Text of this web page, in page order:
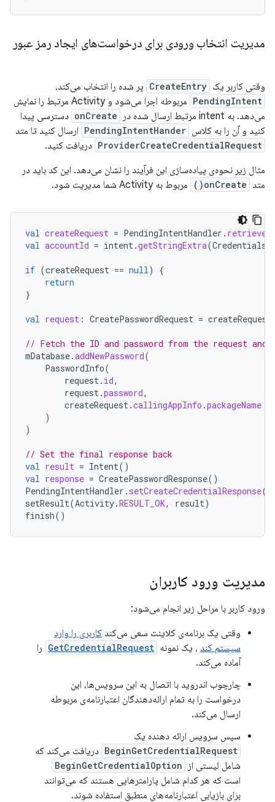
مدیریت انتخاب ورودی برای درخواست‌های ایجاد رمز عبور
وقتی کاربر یک CreateEntry پر شده را انتخاب می‌کند،
PendingIntent
مربوطه اجرا می‌شود و Activity مرتبط را نمایش
می‌دهد. به intent مرتبط ارسال شده در
onCreate دسترسی پیدا
کنید و آن را به کلاس PendingIntentHander ارسال کنید تا متد
ProviderCreateCredentialRequest دریافت کنید.
مثال زیر نحوه‌ی پیاده‌سازی این فرآیند را نشان می‌دهد. این کد باید در
متد onCreate() مربوط به Activity شما مدیریت شود.
val createRequest = PendingIntentHandler .
val accountId = intent.getStringExtra(
if (createRequest == null)
{
return
}
val request : CreatePasswordRequest = createRequest
// Fetch the ID and password from the request
mDatabase.addNewPassword(
PasswordInfo(
request. id,
request.password,
createRequest.callingAppInfo .packageName
)
)
// Set the final response back
val result = Intent()
val response = CreatePasswordResponse()
PendingIntentHandler . setCreateCredentialResponse(
setResult(Activity.RESULT_OK, result)
finish()
مدیریت ورود کاربران
ورود کاربر با مراحل زیر انجام می‌شود:
وقتی یک برنامه‌ی کلاینت سعی می‌کند کاربری را وارد
سیستم کند ، یک نمونه GetCredentialRequest را
آماده می‌کند.
چارچوب اندروید با اتصال به این سرویس‌ها، این
درخواست را به تمام ارائه‌دهندگان اعتبارنامه‌ی مربوطه
ارسال می‌کند.
سپس سرویس ارائه دهنده یک
BeginGetCredentialRequest دریافت می‌کند که
شامل لیستی از
BeginGetCredentialOption
است که هر کدام شامل پارامترهایی هستند که می‌توانند
برای بازیابی اعتبارنامه‌های منطبق استفاده شوند.